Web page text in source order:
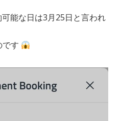
能な日は3月25日と言われ
です